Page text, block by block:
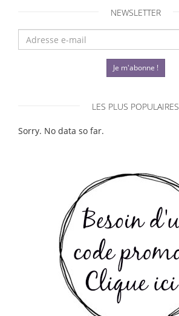
NEWSLETTER
Je m'abonne !
LES PLUS POPULAIRES
Sorry. No data so far.